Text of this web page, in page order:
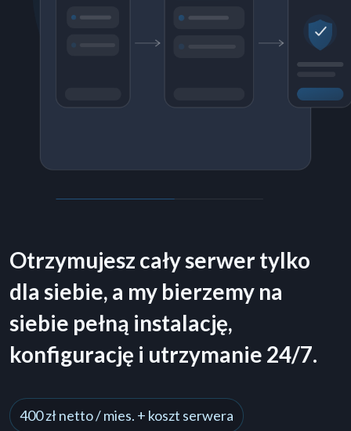
Otrzymujesz cały serwer tylko
dla siebie, a my bierzemy na
siebie pełną instalację,
konfigurację i utrzymanie 24/7.
400 zł netto / mies. + koszt serwera